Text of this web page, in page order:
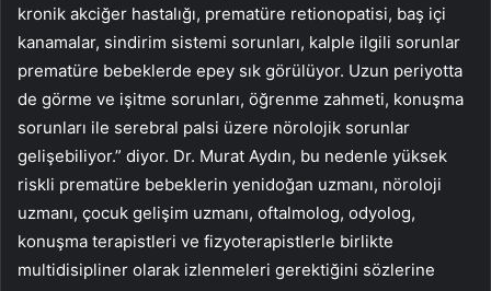
kronik akciğer hastalığı, prematüre retionopatisi, baş içi
kanamalar, sindirim sistemi sorunları, kalple ilgili sorunlar
prematüre bebeklerde epey sık görülüyor. Uzun periyotta
de görme ve işitme sorunları, öğrenme zahmeti, konuşma
sorunları ile serebral palsi üzere nörolojik sorunlar
gelişebiliyor.” diyor. Dr. Murat Aydın, bu nedenle yüksek
riskli prematüre bebeklerin yenidoğan uzmanı, nöroloji
uzmanı, çocuk gelişim uzmanı, oftalmolog, odyolog,
konuşma terapistleri ve fizyoterapistlerle birlikte
multidisipliner olarak izlenmeleri gerektiğini sözlerine